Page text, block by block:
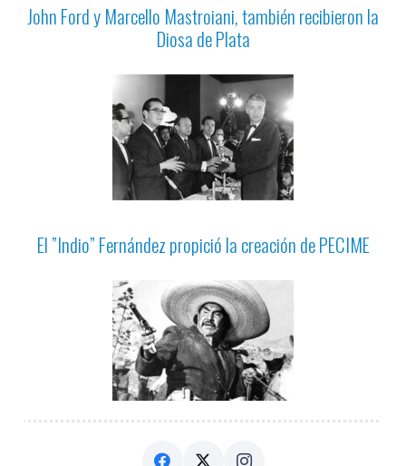
John Ford y Marcello Mastroiani, también recibieron la
Diosa de Plata
El ”Indio” Fernández propició la creación de PECIME